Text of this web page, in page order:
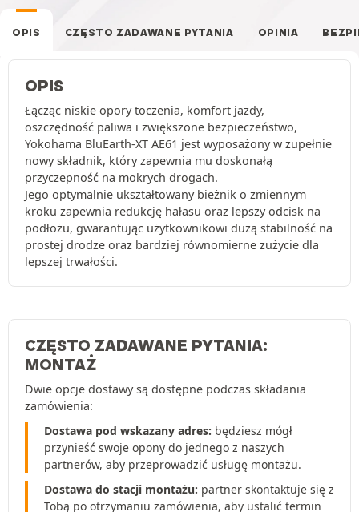
OPIS CZĘSTO ZADAWANE PYTANIA OPINIA
OPIS
Łącząc niskie opory toczenia, komfort jazdy,
oszczędność paliwa i zwiększone bezpieczeństwo,
Yokohama BluEarth-XT AE61 jest wyposażony w zupełnie
nowy składnik, który zapewnia mu doskonałą
przyczepność na mokrych drogach.
Jego optymalnie ukształtowany bieżnik o zmiennym
kroku zapewnia redukcję hałasu oraz lepszy odcisk na
podłożu, gwarantując użytkownikowi dużą stabilność na
prostej drodze oraz bardziej równomierne zużycie dla
lepszej trwałości.
CZĘSTO ZADAWANE PYTANIA:
MONTAŻ
Dwie opcje dostawy są dostępne podczas składania
zamówienia:
Dostawa pod wskazany adres: będziesz mógł
przynieść swoje opony do jednego z naszych
partnerów, aby przeprowadzić usługę montażu.
Dostawa do stacji montażu: partner skontaktuje się z
Tobą po otrzymaniu zamówienia, aby ustalić termin